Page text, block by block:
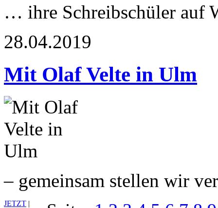
… ihre Schreibschüler auf
28.04.2019
Mit Olaf Velte in Ulm
– gemeinsam stellen wir
JETZT |